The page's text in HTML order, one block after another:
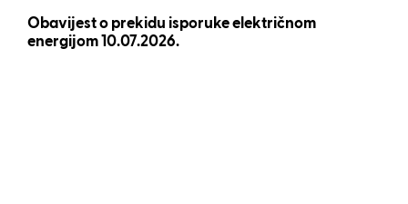
Obavijest o prekidu isporuke električnom
energijom 10.07.2026.